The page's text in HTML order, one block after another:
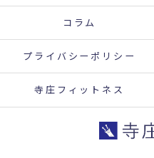
コラム
プライバシーポリシー
寺庄フィットネス